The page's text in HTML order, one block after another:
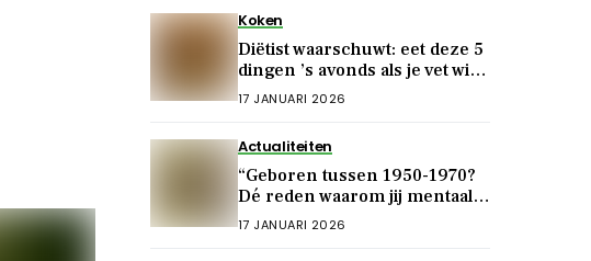
Koken
Diëtist waarschuwt: eet deze 5
dingen ’s avonds als je vet wil
verbranden!
17 JANUARI 2026
Actualiteiten
“Geboren tussen 1950-1970?
Dé reden waarom jij mentaal
zoveel sterker bent”
17 JANUARI 2026